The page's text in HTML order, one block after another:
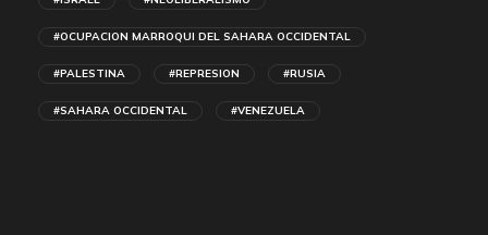
#OCUPACION MARROQUI DEL SAHARA OCCIDENTAL
#PALESTINA #REPRESION #RUSIA
#SAHARA OCCIDENTAL #VENEZUELA